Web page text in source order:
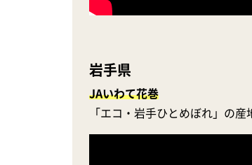
岩手県
JAいわて花巻
「エコ・岩手ひとめぼれ」の産